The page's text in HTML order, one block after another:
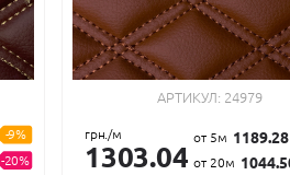
-9%
-20%
АРТИКУЛ: 24979
грн./м
1303.04
от 5м 1189.28
от 20м